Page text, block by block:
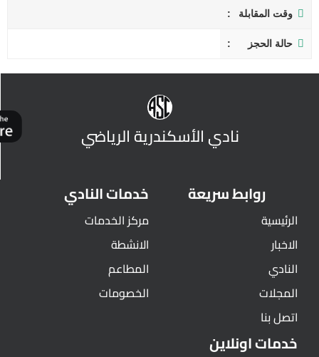
وقت المقابلة
حالة الحجز
نادي الأسكندرية الرياضي
روابط سريعة
الرئيسية
الاخبار
النادي
المجلات
اتصل بنا
خدمات النادي
مركز الخدمات
الانشطة
المطاعم
الخصومات
خدمات اونلاين